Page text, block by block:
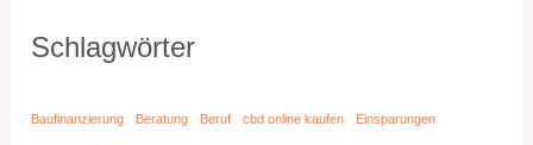
Schlagwörter
Baufinanzierung Beratung Beruf cbd online kaufen Einsparungen